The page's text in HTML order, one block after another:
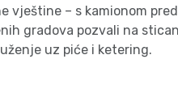
vještine – s kamionom
gradova pozvali na
uz piće i ketering.